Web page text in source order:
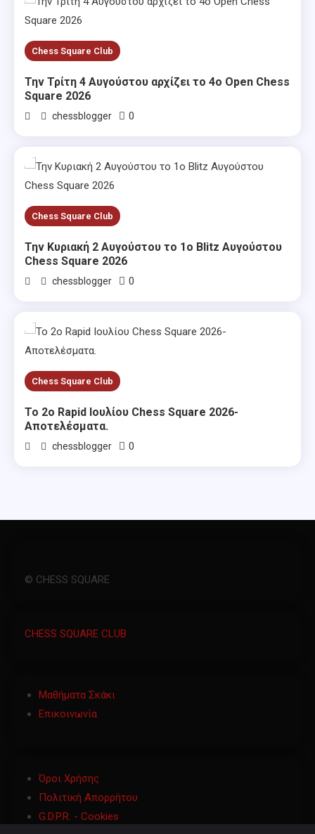
Chess Square Club
Την Τρίτη 4 Αυγούστου αρχίζει το 4ο Open Chess
Square 2026
chessblogger 0
Chess Square Club
Την Κυριακή 2 Αυγούστου το 1ο Blitz Αυγούστου
Chess Square 2026
chessblogger 0
Chess Square Club
Το 2ο Rapid Ιουλίου Chess Square 2026-
Αποτελέσματα.
chessblogger 0
© CHESS SQUARE
CHESS SQUARE CLUB
Μαθήματα Σκάκι
Επικοινωνία
Όροι Χρήσης
Πολιτική Απορρήτου
G.D.P.R. - Cookies